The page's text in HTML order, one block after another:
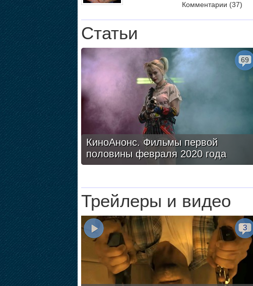
Комментарии (37)
Статьи
КиноАнонс. Фильмы первой
половины февраля 2020 года
69
Трейлеры и видео
3